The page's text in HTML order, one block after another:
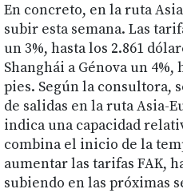
En concreto, en la ruta
subir esta semana. Las
un 3%, hasta los 2.861
Shanghái a Génova un
pies. Según la consultora,
de salidas en la ruta Asia-
indica una capacidad
combina el inicio de la
aumentar las tarifas FAK,
subiendo en las próximas